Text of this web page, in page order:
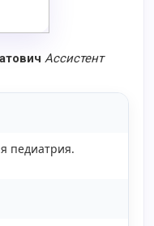
Aссистент
педиатрия.